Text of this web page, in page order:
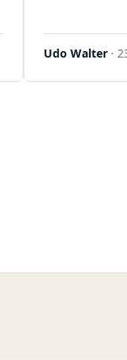
Udo Walter ·